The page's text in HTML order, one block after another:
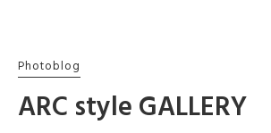
Photoblog
ARC style GALLERY